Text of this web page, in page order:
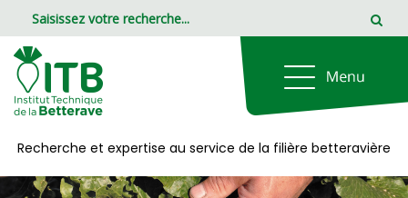
Recherche et expertise au service de la filière betteravière
Panneau de gestion des cookies